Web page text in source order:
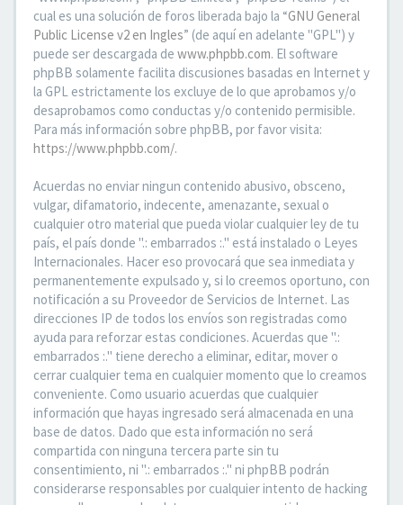
cual es una solución de foros liberada bajo la “GNU General
Public License v2 en Ingles” (de aquí en adelante "GPL") y
puede ser descargada de www.phpbb.com. El software
phpBB solamente facilita discusiones basadas en Internet y
la GPL estrictamente los excluye de lo que aprobamos y/o
desaprobamos como conductas y/o contenido permisible.
Para más información sobre phpBB, por favor visita:
https://www.phpbb.com/.
Acuerdas no enviar ningun contenido abusivo, obsceno,
vulgar, difamatorio, indecente, amenazante, sexual o
cualquier otro material que pueda violar cualquier ley de tu
país, el país donde ".: embarrados :." está instalado o Leyes
Internacionales. Hacer eso provocará que sea inmediata y
permanentemente expulsado y, si lo creemos oportuno, con
notificación a su Proveedor de Servicios de Internet. Las
direcciones IP de todos los envíos son registradas como
ayuda para reforzar estas condiciones. Acuerdas que ".:
embarrados :." tiene derecho a eliminar, editar, mover o
cerrar cualquier tema en cualquier momento que lo creamos
conveniente. Como usuario acuerdas que cualquier
información que hayas ingresado será almacenada en una
base de datos. Dado que esta información no será
compartida con ninguna tercera parte sin tu
consentimiento, ni ".: embarrados :." ni phpBB podrán
considerarse responsables por cualquier intento de hacking